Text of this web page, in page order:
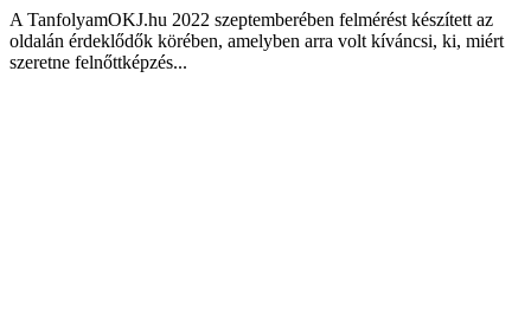
A TanfolyamOKJ.hu 2022 szeptemberében felmérést készített az
oldalán érdeklődők körében, amelyben arra volt kíváncsi, ki, miért
szeretne felnőttképzés...